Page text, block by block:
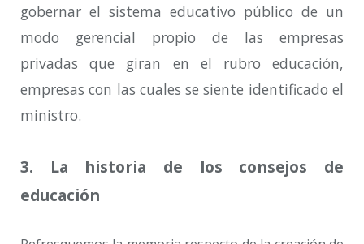
gobernar el sistema educativo público de un
modo gerencial propio de las empresas
privadas que giran en el rubro educación,
empresas con las cuales se siente identificado el
ministro.
3. La historia de los consejos de
educación